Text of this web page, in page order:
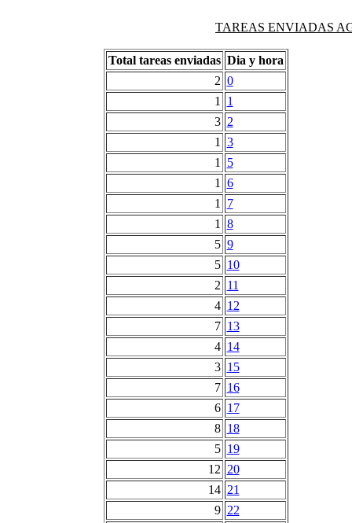
TAREAS ENVIADAS
Total tareas enviadas Dia y hora
2 0
1
1
3 2
1
3
1
5
1
6
1
7
1
8
5 9
5 10
2 11
4 12
7 13
4 14
3 15
7 16
6 17
8 18
5 19
12 20
14 21
9 22